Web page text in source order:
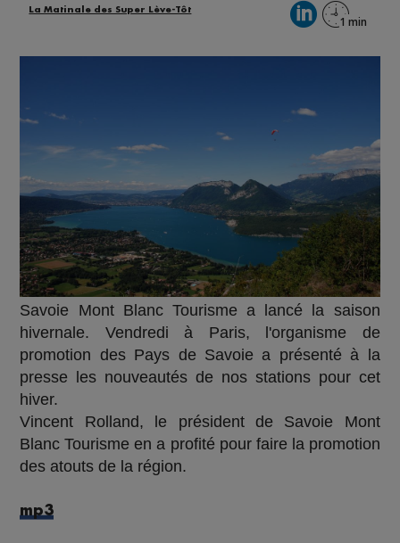
La Matinale des Super Lève-Tôt
Savoie Mont Blanc Tourisme a lancé la saison
hivernale. Vendredi à Paris, l'organisme de
promotion des Pays de Savoie a présenté à la
presse les nouveautés de nos stations pour cet
hiver.
Vincent Rolland, le président de Savoie Mont
Blanc Tourisme en a profité pour faire la promotion
des atouts de la région.
mp3